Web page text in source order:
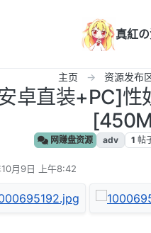
真紅
主页 资源发布
卓直装+PC]性
网赚盘资源 adv 1 帖
月9日 上午8:42